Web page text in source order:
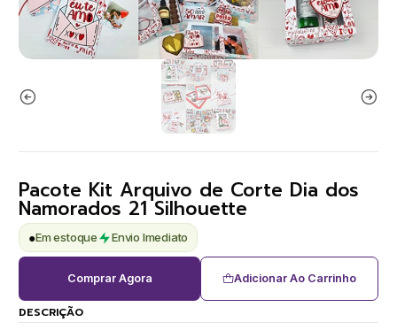
Pacote Kit Arquivo de Corte Dia dos
Namorados 21 Silhouette
●Em estoque Envio Imediato
Adicionar Ao Carrinho
Comprar Agora
DESCRIÇÃO